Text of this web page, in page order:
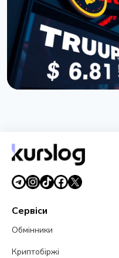
19 липня 2026 р.3 хв читання
5 липня 2026 р.5 хв читання
Сервіси
Обмінники
Криптобіржі